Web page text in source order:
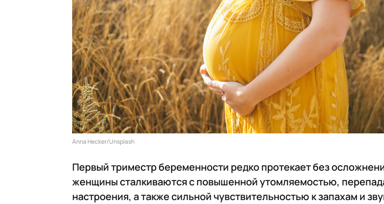
Anna Hecker/Unsplash
Первый триместр беременности редко протекает без
женщины сталкиваются с повышенной утомляемостью,
настроения, а также сильной чувствительностью к запахам и